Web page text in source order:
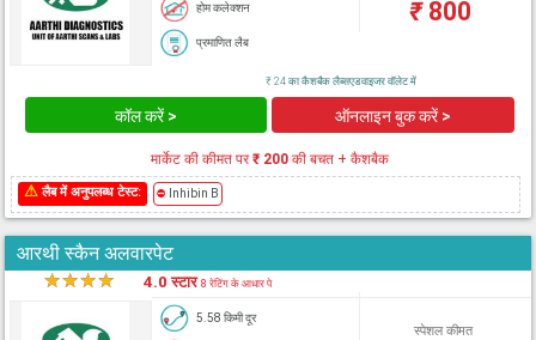
होम कलेक्शन
प्रमाणित लैब
₹800
₹ 24 का कैशबैक लैब्सएडवाइजर वॉलेट में
कॉल करें > ऑनलाइन बुक करें >
मार्केट की कीमत पर₹ 200की बचत + कैशबैक
⚠लैब में अनुपलब्ध टेस्ट: ⛔ Inhibin B
आरथी स्कैन अलवारपेट
★★★★ 4.0 स्टार8 रेटिंग के आधार पे
5.58 किमी दूर
स्पेशल कीमत